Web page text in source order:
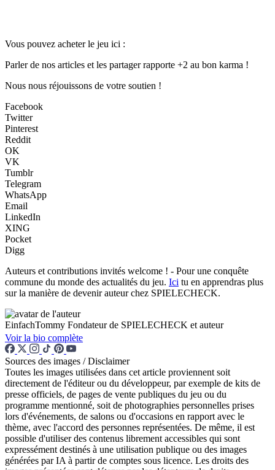
Vous pouvez acheter le jeu ici :
Parler de nos articles et les partager rapporte +2 au bon karma !
Nous nous réjouissons de votre soutien !
Facebook
Twitter
Pinterest
Reddit
OK
VK
Tumblr
Telegram
WhatsApp
Email
LinkedIn
XING
Pocket
Digg
Auteurs et contributions invités welcome ! - Pour une conquête
commune du monde des actualités du jeu. Ici tu en apprendras plus
sur la manière de devenir auteur chez SPIELECHECK.
EinfachTommy Fondateur de SPIELECHECK et auteur
Voir la bio complète
Sources des images / Disclaimer
Toutes les images utilisées dans cet article proviennent soit
directement de l'éditeur ou du développeur, par exemple de kits de
presse officiels, de pages de vente publiques du jeu ou du
programme mentionné, soit de photographies personnelles prises
lors d'événements, de salons ou d'occasions en rapport avec le
thème, avec l'accord des personnes représentées. De même, il est
possible d'utiliser des contenus librement accessibles qui sont
expressément destinés à une utilisation publique ou des images
générées par IA à partir de comptes sous licence. Les droits des